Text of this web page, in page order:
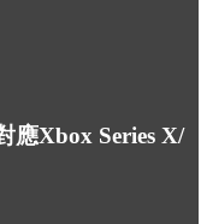
應Xbox Series X/